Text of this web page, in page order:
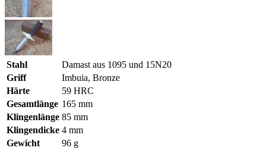
Stahl
Damast aus 1095 und 15N20
Griff
Imbuia, Bronze
Härte
59 HRC
Gesamtlänge 165 mm
Klingenlänge 85 mm
Klingendicke 4 mm
Gewicht
96 g